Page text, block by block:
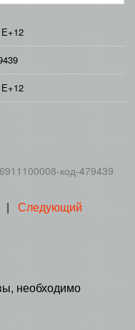
код-479439
| Следующий
необходимо